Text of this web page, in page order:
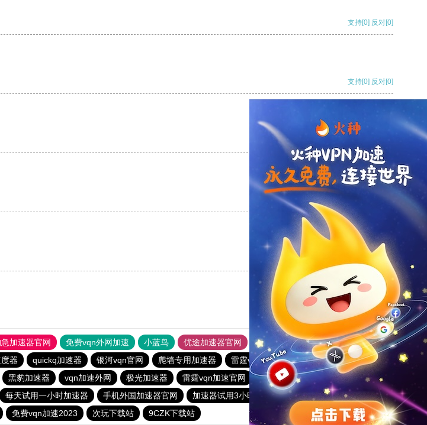
支持[0] 反对[0]
支持[0] 反对[0]
反对
反对[0]
加速器官网 免费vqn外网加速 小蓝鸟 优途加速器官网 风驰加速器 旋风加速器
八戒看书
器 quickq加速器 银河vqn官网 爬墙专用加速器 雷霆vp加速器
加速器试用30分钟
黑豹加速器 vqn加速外网 极光加速器 雷霆vqn加速官网 outline
极风加速器
每天试用一小时加速器 手机外国加速器官网 加速器试用3小时 免费vp试用一小时
快连pvn加速器
免费vqn加速2023 次玩下载站 9CZK下载站